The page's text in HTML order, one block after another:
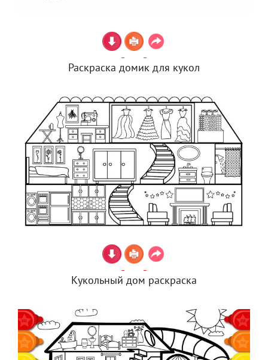
Раскраска домик для кукол
Кукольный дом раскраска